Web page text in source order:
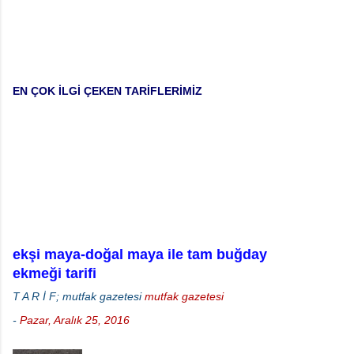
EN ÇOK İLGİ ÇEKEN TARİFLERİMİZ
ekşi maya-doğal maya ile tam buğday
ekmeği tarifi
T A R İ F; mutfak gazetesi mutfak gazetesi
- Pazar, Aralık 25, 2016